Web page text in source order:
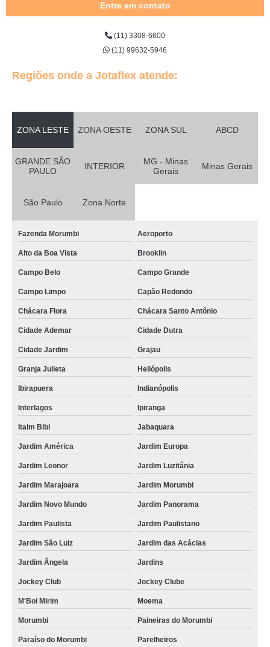
Entre em contato
(11) 3308-6600
(11) 99632-5946
Regiões onde a Jotaflex atende:
ZONA LESTE ZONA OESTE ZONA SUL ABCD
GRANDE SÃO
PAULO
INTERIOR
MG - Minas
Gerais
Minas Gerais
São Paulo Zona Norte
Fazenda Morumbi Aeroporto
Alto da Boa Vista Brooklin
Campo Belo Campo Grande
Campo Limpo Capão Redondo
Chácara Flora Chácara Santo Antônio
Cidade Ademar Cidade Dutra
Cidade Jardim Grajau
Granja Julieta Heliópolis
Ibirapuera Indianópolis
Interlagos Ipiranga
Itaim Bibi Jabaquara
Jardim América Jardim Europa
Jardim Leonor Jardim Luzitânia
Jardim Marajoara Jardim Morumbi
Jardim Novo Mundo Jardim Panorama
Jardim Paulista Jardim Paulistano
Jardim São Luiz Jardim das Acácias
Jardim Ângela Jardins
Jockey Club Jockey Clube
M'Boi Mirim Moema
Morumbi Paineiras do Morumbi
Paraíso do Morumbi Parelheiros